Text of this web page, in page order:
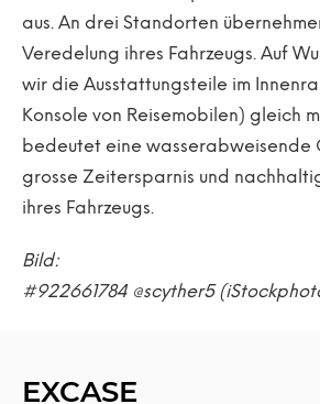
aus. An drei Standorten
Veredelung ihres Fahrzeugs. Auf
wir die Ausstattungsteile im
Konsole von Reisemobilen) gleich
bedeutet eine wasserabweisende
grosse Zeitersparnis und
ihres Fahrzeugs.
Bild:
#922661784 @scyther5
EXCASE